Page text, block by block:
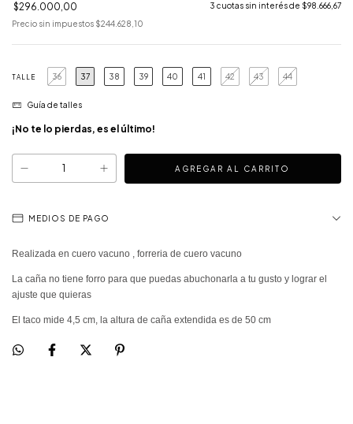
$296.000,00 3 cuotas sin interés de $98.666,67
Precio sin impuestos $244.628,10
TALLE 36 37 38 39 40 41 42 43 44
Guía de talles
¡No te lo pierdas, es el último!
MEDIOS DE PAGO
Realizada en cuero vacuno , forreria de cuero vacuno
La caña no tiene forro para que puedas abuchonarla a tu gusto y lograr el
ajuste que quieras
El taco mide 4,5 cm, la altura de caña extendida es de 50 cm